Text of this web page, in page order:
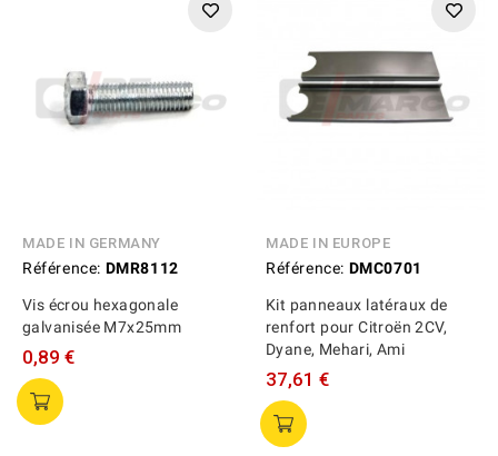
MADE IN GERMANY
Référence: DMR8112
Vis écrou hexagonale
galvanisée M7x25mm
0,89 €
MADE IN EUROPE
Référence: DMC0701
Kit panneaux latéraux de
renfort pour Citroën 2CV,
Dyane, Mehari, Ami
37,61 €